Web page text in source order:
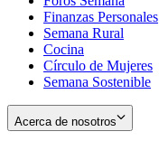
Finanzas Personales
Semana Rural
Cocina
Círculo de Mujeres
Semana Sostenible
Acerca de nosotros